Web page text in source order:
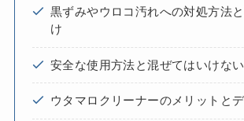
黒ずみやウロコ汚れへの対処方法
け
安全な使用方法と混ぜてはいけな
ウタマロクリーナーのメリットと